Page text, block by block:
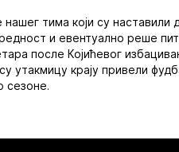
тима који су наставили
и евентуално реше
после Којићевог
утакмицу крају привели
сезоне.